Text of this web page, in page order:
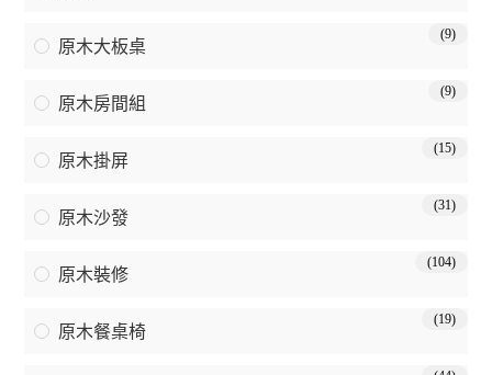
原木大板桌
(9)
原木房間組
(9)
原木掛屏
(15)
原木沙發
(31)
原木裝修
(104)
原木餐桌椅
(19)